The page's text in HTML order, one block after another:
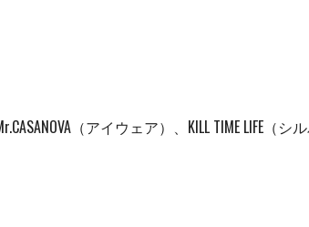
（アイウェア）、KILL TIME LIFE